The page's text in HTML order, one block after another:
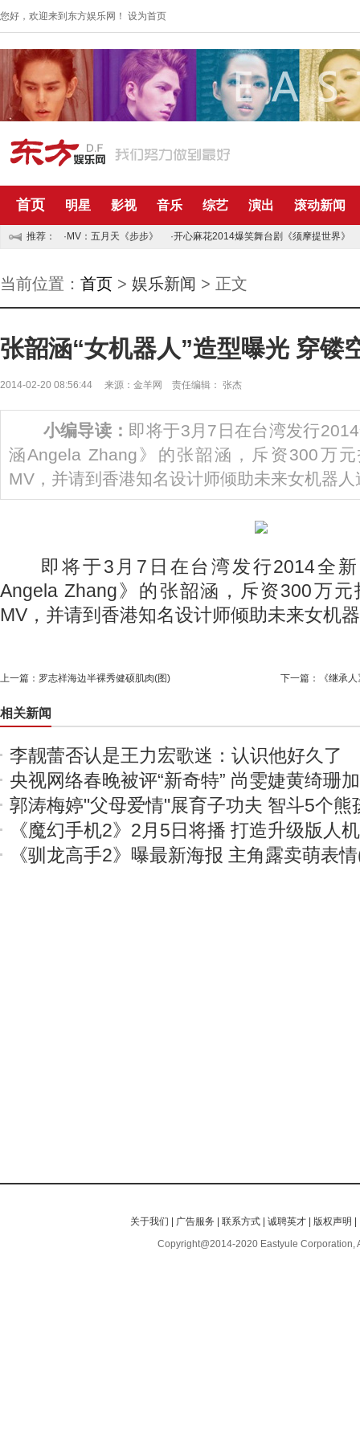
您好，欢迎来到东方娱乐网！ 设为首页
首页 明星 影视 音乐 综艺 演出 滚动新闻
推荐： ·MV：五月天《步步》 ·开心麻花2014爆笑舞台剧《须摩提世界》
当前位置： 首页 > 娱乐新闻 > 正文
张韶涵“女机器人”造型曝光 穿镂
2014-02-20 08:56:44 来源：金羊网 责任编辑： 张杰
小编导读： 即将于3月7日在台湾发行
涵Angela Zhang》的张韶涵，斥资300万
MV，并请到香港知名设计师倾助未来女机器人
即将于3月7日在台湾发行2014全新
Angela Zhang》的张韶涵，斥资300万
MV，并请到香港知名设计师倾助未来女机
上一篇： 罗志祥海边半裸秀健硕肌肉(图) 下一篇： 《继承
相关新闻
李靓蕾否认是王力宏歌迷：认识他好久了
央视网络春晚被评“新奇特” 尚雯婕黄绮珊
郭涛梅婷"父母爱情"展育子功夫 智斗5个熊
《魔幻手机2》2月5日将播 打造升级版人
《驯龙高手2》曝最新海报 主角露卖萌表
关于我们 广告服务 |联系方式 |诚聘英才 版权声明
Copyright@2014-2020 Eastyule